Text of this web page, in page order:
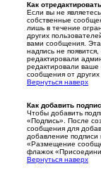
Как
Если вы не
собственные
лишь в течение
других
вами сообщения. Эта
надпись не
редактировали
редактировали
сообщения от других
Вернуться наверх
Как добавить
Чтобы добавить
«Подпись». После
сообщения для
добавление
«Размещение
флажок
Вернуться наверх